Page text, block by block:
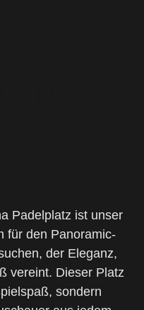
Padelplatz ist unser
für den Panoramic-
der Eleganz,
vereint. Dieser Platz
sondern